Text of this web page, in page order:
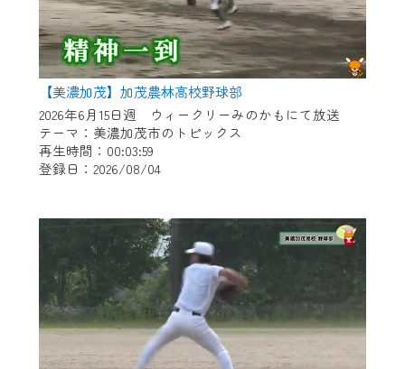
【美濃加茂】加茂農林高校野球部
2026年6月15日週 ウィークリーみのかもにて放送
テーマ：美濃加茂市のトピックス
再生時間：00:03:59
登録日：2026/08/04
※CCNetアプリをご利用中の方は引き続き
ご視聴いただけます。
＜メンテナンス情報＞
CCNetWebTVのリニューアルにともないメ
ンテナンス作業を予定しています。
作業の間は、CCNetWebTVの画面が「メン
テナンス中」になり、ご利用いただけませ
ん。
ご不便をおかけいたしますが、ご了承の程
よろしくお願いいたします。